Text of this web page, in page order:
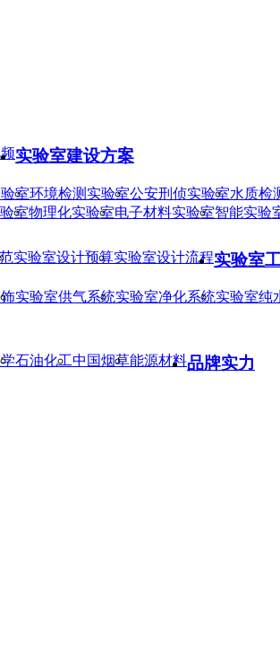
实验室建设方案
室环境检测实验室公安刑侦实验室水质检
室物理化实验室电子材料实验室智能实验
实验室设计预算实验室设计流程实验室
实验室供气系统实验室净化系统实验室纯
石油化工中国烟草能源材料品牌实力